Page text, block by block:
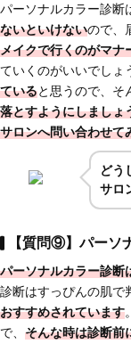
パーソナルカラー診断
ないといけないので、
メイクで行くのがマナ
ていくのがいいでしょ
ていると思うので、そ
落とすようにしましょ
サロンへ問い合わせて
どう
サロ
【質問⑨】パーソ
パーソナルカラー診断
診断はすっぴんの肌で
おすすめされています
で、 そんな時は診断前